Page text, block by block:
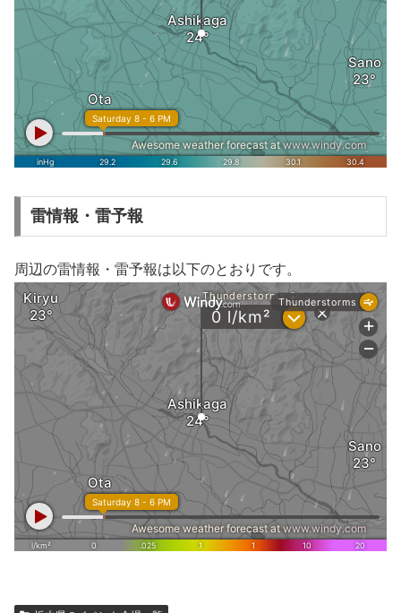
雷情報・雷予報
周辺の雷情報・雷予報は以下のとおりです。